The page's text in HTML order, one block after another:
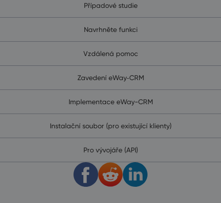
Případové studie
Navrhněte funkci
Vzdálená pomoc
Zavedení eWay‑CRM
Implementace eWay-CRM
Instalační soubor (pro existující klienty)
Pro vývojáře (API)